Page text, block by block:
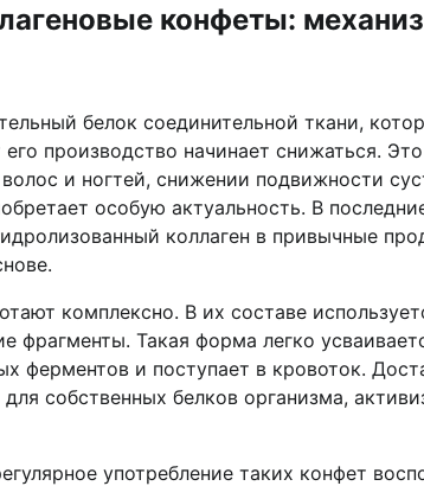
конфеты:
белок соединительной ткани,
производство начинает снижаться.
и ногтей, снижении подвижности
особую актуальность. В
коллаген в привычные
комплексно. В их составе
фрагменты. Такая форма легко
ферментов и поступает в кровоток.
собственных белков организма,
употребление таких конфет